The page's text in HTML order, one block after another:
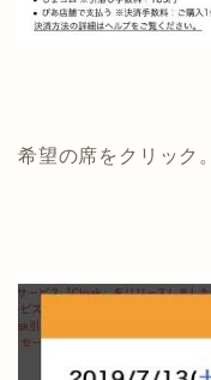
希望の席をクリック。